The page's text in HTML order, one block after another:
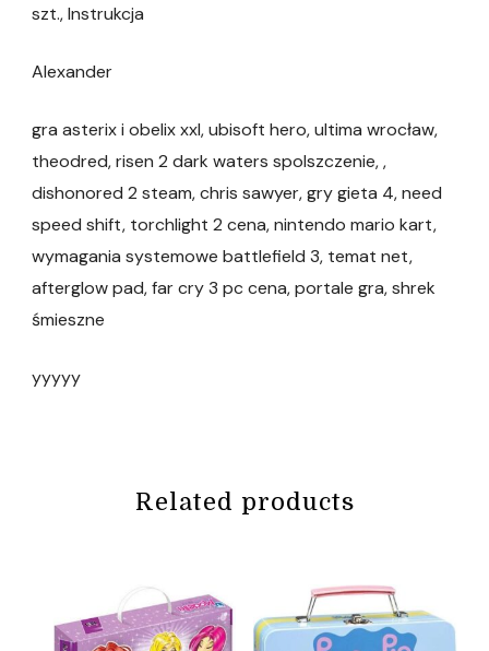
szt., Instrukcja
Alexander
gra asterix i obelix xxl, ubisoft hero, ultima wrocław,
theodred, risen 2 dark waters spolszczenie, ,
dishonored 2 steam, chris sawyer, gry gieta 4, need
speed shift, torchlight 2 cena, nintendo mario kart,
wymagania systemowe battlefield 3, temat net,
afterglow pad, far cry 3 pc cena, portale gra, shrek
śmieszne
yyyyy
Related products